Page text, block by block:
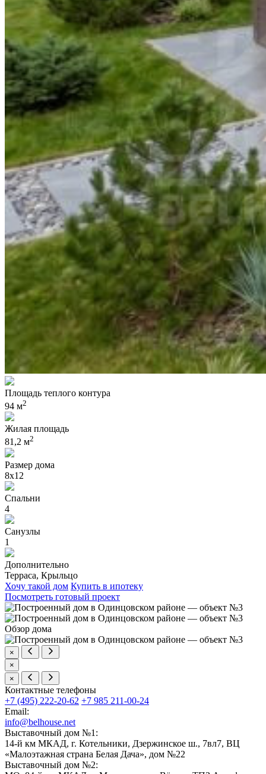
Площадь теплого контура
94 м2
Жилая площадь
81,2 м2
Размер дома
8х12
Спальни
4
Санузлы
1
Дополнительно
Терраса, Крыльцо
Хочу такой дом Купить в ипотеку
Посмотреть готовый проект
Обзор дома
×
×
×
Контактные телефоны
+7 (495) 222-20-62 +7 985 211-00-24
Email:
info@belhouse.net
Выставочный дом №1:
14-й км МКАД, г. Котельники, Дзержинское ш., 7вл7, ВЦ
«Малоэтажная страна Белая Дача», дом №22
Выставочный дом №2: